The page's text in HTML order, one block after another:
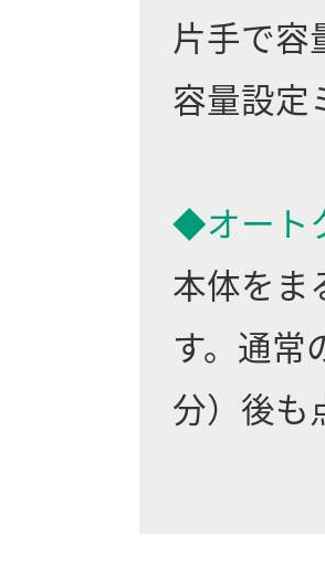
片手で容
容量設定
◆オート
本体をま
す。通
分）後も